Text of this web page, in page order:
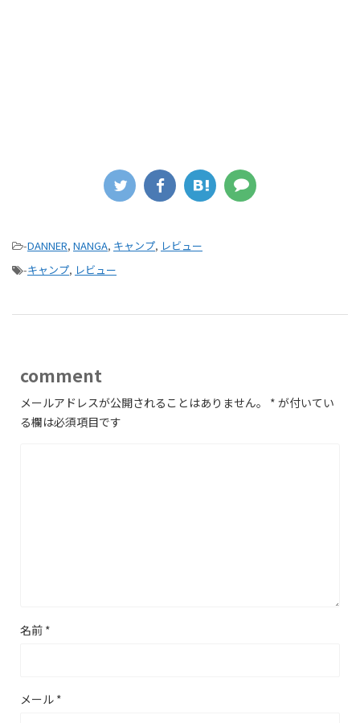
-DANNER, NANGA, キャンプ, レビュー
-キャンプ, レビュー
comment
メールアドレスが公開されることはありません。 * が付いてい
る欄は必須項目です
名前 *
メール *